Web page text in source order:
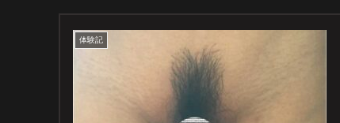
体験記